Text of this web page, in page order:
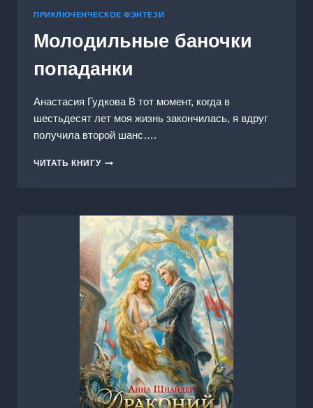
ПРИКЛЮЧЕНЧЕСКОЕ ФЭНТЕЗИ
Молодильные баночки
попаданки
Анастасия Гудкова В тот момент, когда в
шестьдесят лет моя жизнь закончилась, я вдруг
получила второй шанс….
ЧИТАТЬ КНИГУМОЛОДИЛЬНЫЕ